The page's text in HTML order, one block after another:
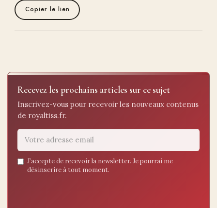
Copier le lien
Recevez les prochains articles sur ce sujet
Inscrivez-vous pour recevoir les nouveaux contenus
de royaltiss.fr.
Email
address
J’accepte de recevoir la newsletter. Je pourrai me
désinscrire à tout moment.